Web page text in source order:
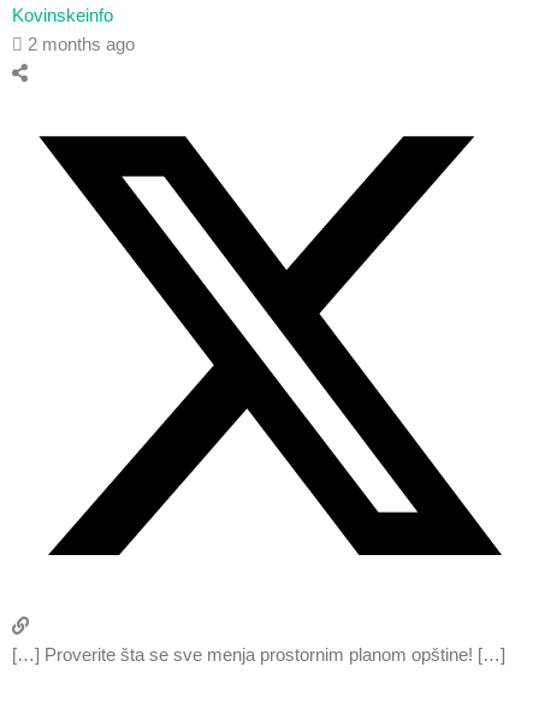
Kovinskeinfo
2 months ago
[…] Proverite šta se sve menja prostornim planom opštine! […]